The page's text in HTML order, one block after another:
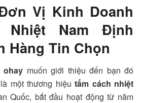
Vị Kinh Doanh
Nhiệt Nam Định
Hàng Tin Chọn
ohay muốn giới thiệu đến bạn đó
một thương hiệu tấm cách nhiệt
Quốc, bắt đầu hoạt động từ năm